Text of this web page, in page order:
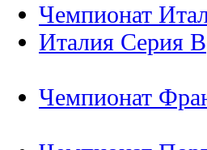
Чемпионат
Италия Серия B
Чемпионат